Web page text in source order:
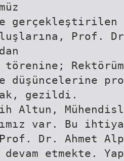
Prof.
törenine;
düşüncelerine
gezildi.
Altun,
var. Bu
Prof. Dr. Ahmet
etmekte.